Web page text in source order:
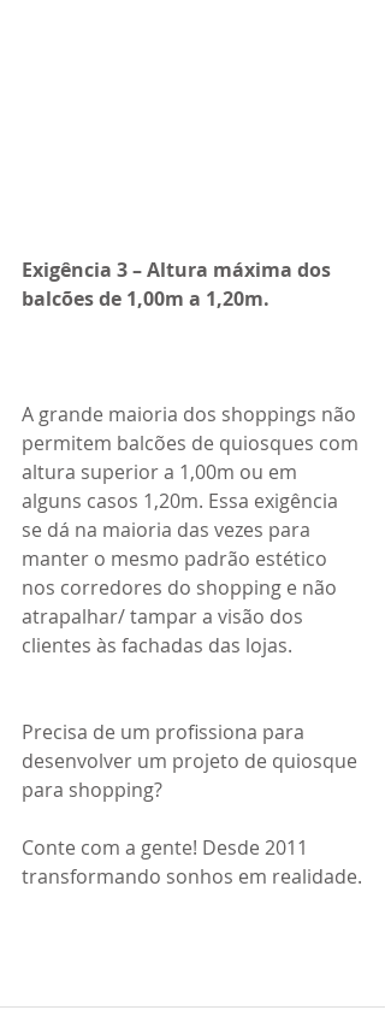
Exigência 3 – Altura máxima dos
balcões de 1,00m a 1,20m.
A grande maioria dos shoppings não
permitem balcões de quiosques com
altura superior a 1,00m ou em
alguns casos 1,20m. Essa exigência
se dá na maioria das vezes para
manter o mesmo padrão estético
nos corredores do shopping e não
atrapalhar/ tampar a visão dos
clientes às fachadas das lojas.
Precisa de um profissiona para
desenvolver um projeto de quiosque
para shopping?
Conte com a gente! Desde 2011
transformando sonhos em realidade.